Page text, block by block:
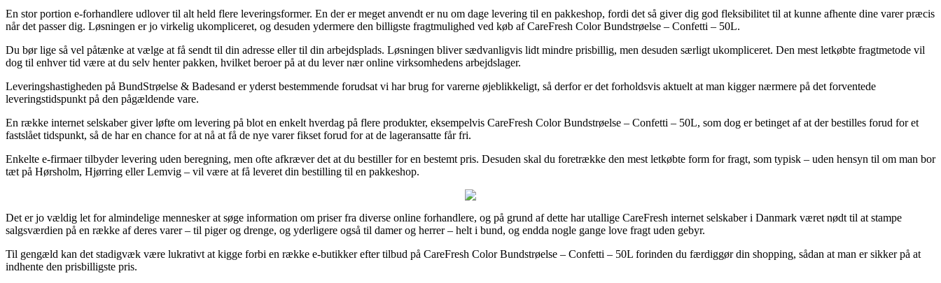
En stor portion e-forhandlere udlover til alt held flere leveringsformer. En der er meget anvendt er nu om dage levering til en pakkeshop, fordi det så giver dig god fleksibilitet til at kunne afhente dine varer præcis
når det passer dig. Løsningen er jo virkelig ukompliceret, og desuden ydermere den billigste fragtmulighed ved køb af CareFresh Color Bundstrøelse – Confetti – 50L.
Du bør lige så vel påtænke at vælge at få sendt til din adresse eller til din arbejdsplads. Løsningen bliver sædvanligvis lidt mindre prisbillig, men desuden særligt ukompliceret. Den mest letkøbte fragtmetode vil
dog til enhver tid være at du selv henter pakken, hvilket beroer på at du lever nær online virksomhedens arbejdslager.
Leveringshastigheden på BundStrøelse & Badesand er yderst bestemmende forudsat vi har brug for varerne øjeblikkeligt, så derfor er det forholdsvis aktuelt at man kigger nærmere på det forventede
leveringstidspunkt på den pågældende vare.
En række internet selskaber giver løfte om levering på blot en enkelt hverdag på flere produkter, eksempelvis CareFresh Color Bundstrøelse – Confetti – 50L, som dog er betinget af at der bestilles forud for et
fastslået tidspunkt, så de har en chance for at nå at få de nye varer fikset forud for at de lageransatte får fri.
Enkelte e-firmaer tilbyder levering uden beregning, men ofte afkræver det at du bestiller for en bestemt pris. Desuden skal du foretrække den mest letkøbte form for fragt, som typisk – uden hensyn til om man bor
tæt på Hørsholm, Hjørring eller Lemvig – vil være at få leveret din bestilling til en pakkeshop.
Det er jo vældig let for almindelige mennesker at søge information om priser fra diverse online forhandlere, og på grund af dette har utallige CareFresh internet selskaber i Danmark været nødt til at stampe
salgsværdien på en række af deres varer – til piger og drenge, og yderligere også til damer og herrer – helt i bund, og endda nogle gange love fragt uden gebyr.
Til gengæld kan det stadigvæk være lukrativt at kigge forbi en række e-butikker efter tilbud på CareFresh Color Bundstrøelse – Confetti – 50L forinden du færdiggør din shopping, sådan at man er sikker på at
indhente den prisbilligste pris.